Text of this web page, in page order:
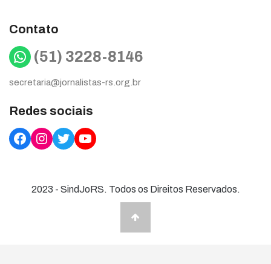
Contato
WhatsApp
(51) 3228-8146
secretaria@jornalistas-rs.org.br
Redes sociais
Facebook
Instagram
TwitterYouTube
2023 - SindJoRS. Todos os Direitos Reservados.